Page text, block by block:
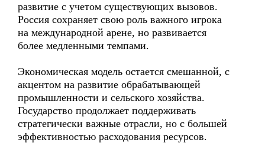
развитие с учетом существующих вызовов.
Россия сохраняет свою роль важного игрока
на международной арене, но развивается
более медленными темпами.
Экономическая модель остается смешанной, с
акцентом на развитие обрабатывающей
промышленности и сельского хозяйства.
Государство продолжает поддерживать
стратегически важные отрасли, но с большей
эффективностью расходования ресурсов.